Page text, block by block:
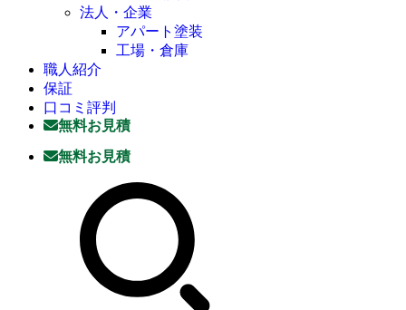
法人・企業
アパート塗装
工場・倉庫
職人紹介
保証
口コミ評判
無料お見積
無料お見積